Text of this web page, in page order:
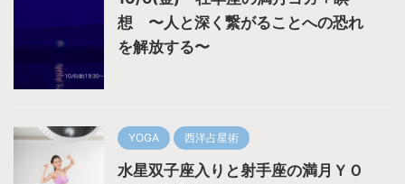
想 〜人と深く繋がることへの恐れ
を解放する〜
YOGA 西洋占星術
水星双子座入りと射手座の満月ＹＯ